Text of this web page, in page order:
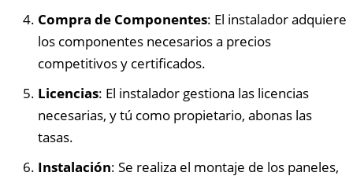
Compra de Componentes: El instalador adquiere
los componentes necesarios a precios
competitivos y certificados.
Licencias: El instalador gestiona las licencias
necesarias, y tú como propietario, abonas las
tasas.
Instalación: Se realiza el montaje de los paneles,